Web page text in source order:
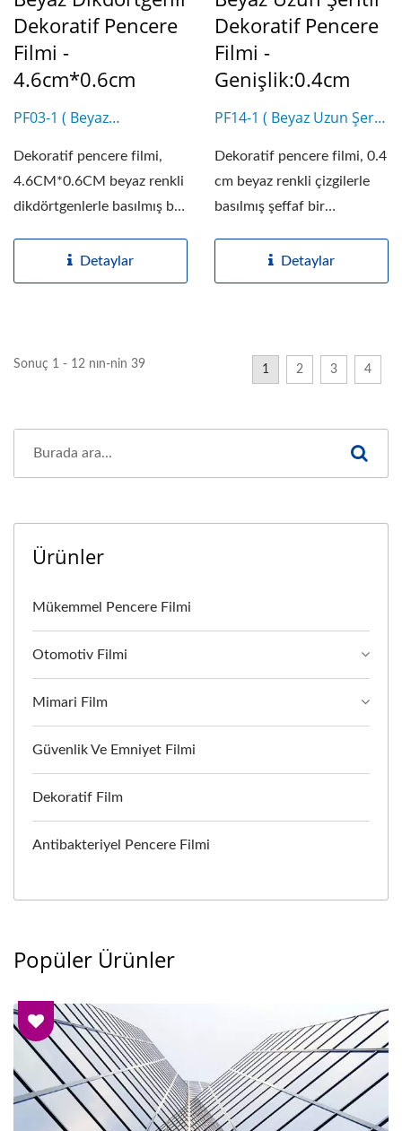
Dekoratif Pencere
Filmi -
4.6cm*0.6cm
PF03-1 ( Beyaz
4.6cm*0.6cm )
Dekoratif pencere filmi,
4.6CM*0.6CM beyaz renkli
dikdörtgenlerle basılmış bir
Detaylar
Dekoratif Pencere
Filmi -
Genişlik:0.4cm
PF14-1 ( Beyaz Uzun Şerit
Dekoratif pencere filmi, 0.4
cm beyaz renkli çizgilerle
basılmış şeffaf bir
Detaylar
Sonuç 1 - 12 nın-nin 39 1 2 3 4
Ürünler
Mükemmel Pencere Filmi
Otomotiv Filmi
Mimari Film
Güvenlik Ve Emniyet Filmi
Dekoratif Film
Antibakteriyel Pencere Filmi
Popüler Ürünler